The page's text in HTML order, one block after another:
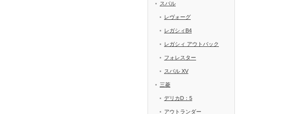
スバル
レヴォーグ
レガシィB4
レガシィ アウトバック
フォレスター
スバル XV
三菱
デリカD：5
アウトランダー